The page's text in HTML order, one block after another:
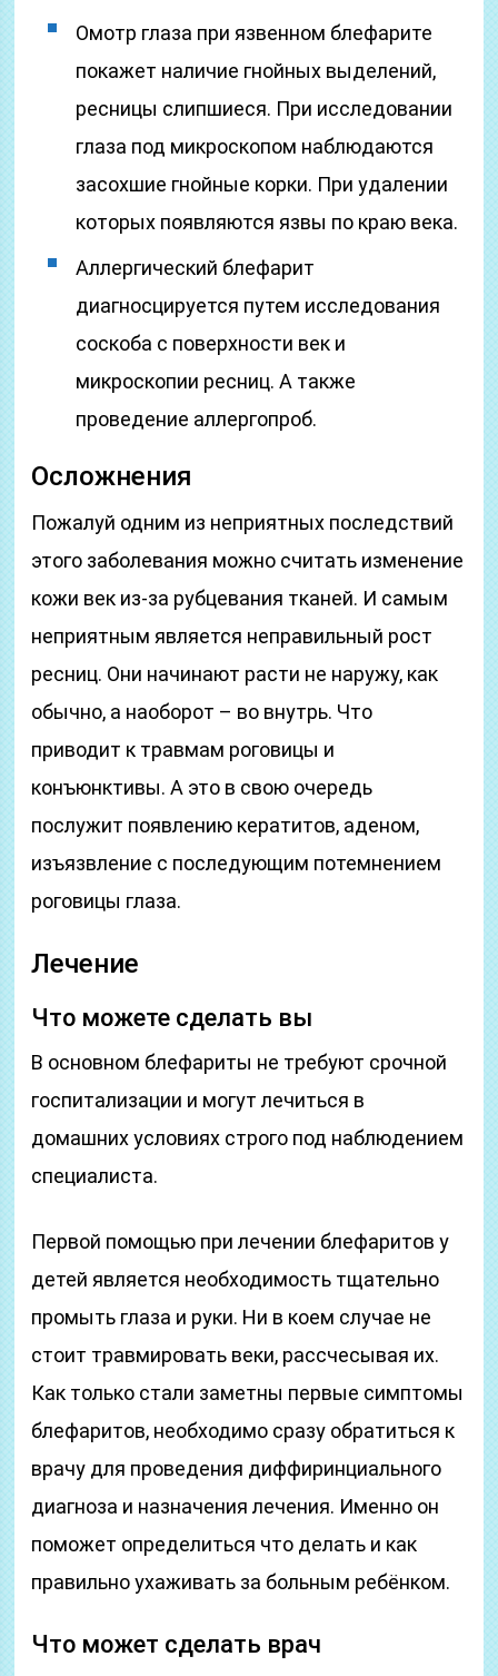
Омотр глаза при язвенном блефарите
покажет наличие гнойных выделений,
ресницы слипшиеся. При исследовании
глаза под микроскопом наблюдаются
засохшие гнойные корки. При удалении
которых появляются язвы по краю века.
Аллергический блефарит
диагносцируется путем исследования
соскоба с поверхности век и
микроскопии ресниц. А также
проведение аллергопроб.
Осложнения
Пожалуй одним из неприятных последствий
этого заболевания можно считать изменение
кожи век из-за рубцевания тканей. И самым
неприятным является неправильный рост
ресниц. Они начинают расти не наружу, как
обычно, а наоборот – во внутрь. Что
приводит к травмам роговицы и
конъюнктивы. А это в свою очередь
послужит появлению кератитов, аденом,
изъязвление с последующим потемнением
роговицы глаза.
Лечение
Что можете сделать вы
В основном блефариты не требуют срочной
госпитализации и могут лечиться в
домашних условиях строго под наблюдением
специалиста.
Первой помощью при лечении блефаритов у
детей является необходимость тщательно
промыть глаза и руки. Ни в коем случае не
стоит травмировать веки, рассчесывая их.
Как только стали заметны первые симптомы
блефаритов, необходимо сразу обратиться к
врачу для проведения диффиринциального
диагноза и назначения лечения. Именно он
поможет определиться что делать и как
правильно ухаживать за больным ребёнком.
Что может сделать врач